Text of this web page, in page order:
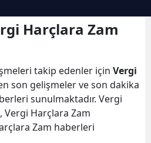
Ankara
Artvin
Aydın
Balıkesir
Harçlara Zam
takip edenler için Vergi
son gelişmeler ve son dakika
sunulmaktadır. Vergi
Vergi Harçlara Zam
Zam haberleri